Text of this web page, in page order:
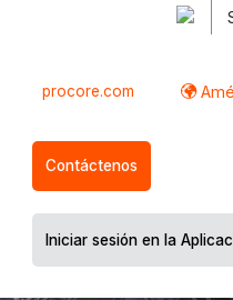
procore.com
Contáctenos
Iniciar sesión en la